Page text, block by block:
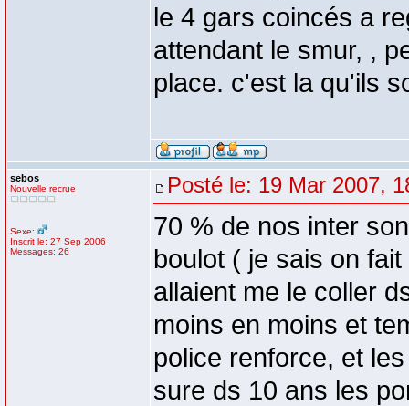
le 4 gars coincés a
attendant le smur, ,
place. c'est la qu'ils
sebos
Nouvelle recrue
Sexe:
Inscrit le: 27 Sep 2006
Messages: 26
Posté le: 19 Mar 2007,
70 % de nos inter
boulot ( je sais on
allaient me le coller
moins en moins et
police renforce, et
sure ds 10 ans les